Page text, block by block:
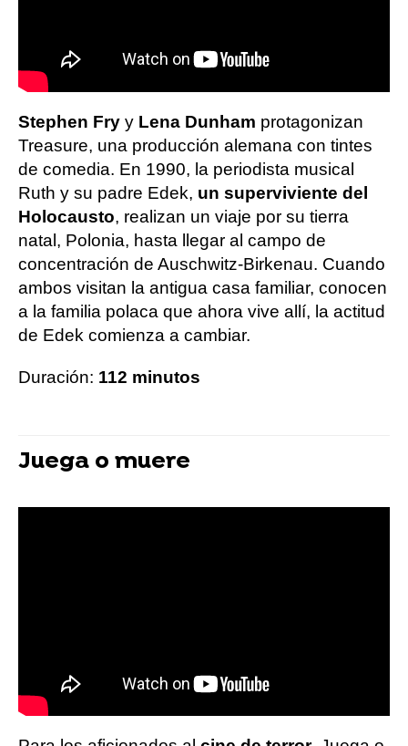
Stephen Fry y Lena Dunham protagonizan
Treasure, una producción alemana con tintes
de comedia. En 1990, la periodista musical
Ruth y su padre Edek, un superviviente del
Holocausto, realizan un viaje por su tierra
natal, Polonia, hasta llegar al campo de
concentración de Auschwitz-Birkenau. Cuando
ambos visitan la antigua casa familiar, conocen
a la familia polaca que ahora vive allí, la actitud
de Edek comienza a cambiar.
Duración: 112 minutos
Juega o muere